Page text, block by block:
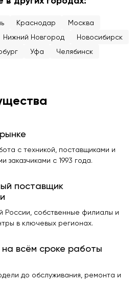
Краснодар
Москва
Нижний Новгород
Новосибирск
Уфа Челябинск
с техникой, поставщиками и
заказчиками с 1993 года.
поставщик
России, собственные филиалы и
в ключевых регионах.
всём сроке работы
до обслуживания, ремонта и